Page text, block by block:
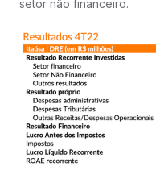
setor não financeiro.